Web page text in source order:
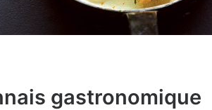
gastronomique